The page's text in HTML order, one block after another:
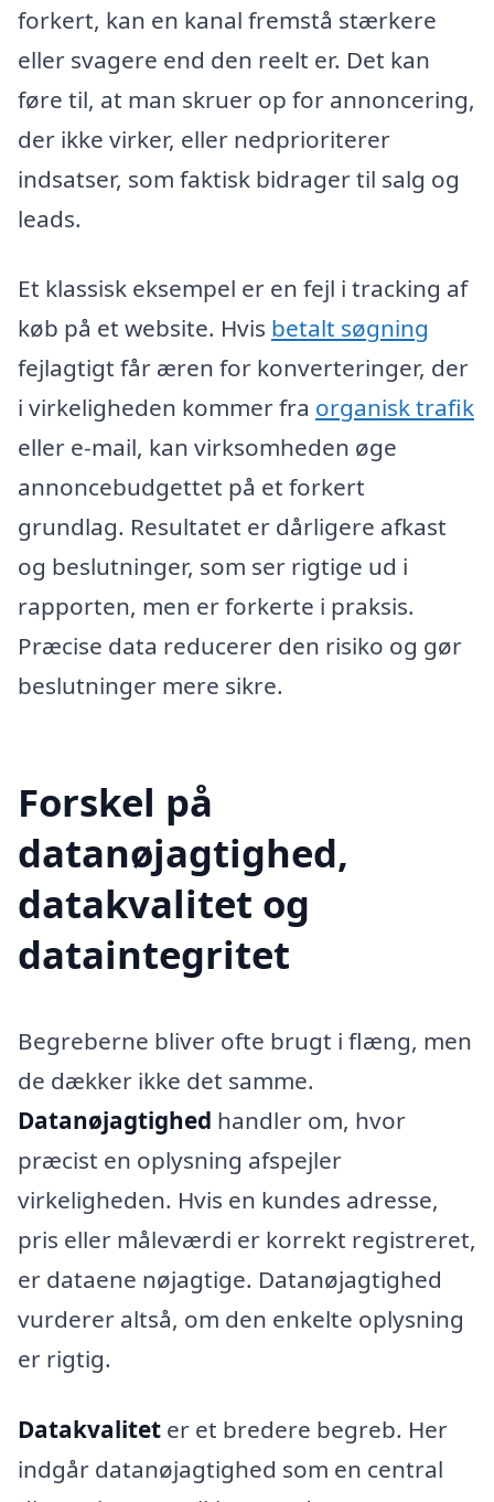
forkert, kan en kanal fremstå stærkere
eller svagere end den reelt er. Det kan
føre til, at man skruer op for annoncering,
der ikke virker, eller nedprioriterer
indsatser, som faktisk bidrager til salg og
leads.
Et klassisk eksempel er en fejl i tracking af
køb på et website. Hvis betalt søgning
fejlagtigt får æren for konverteringer, der
i virkeligheden kommer fra organisk trafik
eller e-mail, kan virksomheden øge
annoncebudgettet på et forkert
grundlag. Resultatet er dårligere afkast
og beslutninger, som ser rigtige ud i
rapporten, men er forkerte i praksis.
Præcise data reducerer den risiko og gør
beslutninger mere sikre.
Forskel på
datanøjagtighed,
datakvalitet og
dataintegritet
Begreberne bliver ofte brugt i flæng, men
de dækker ikke det samme.
Datanøjagtighed handler om, hvor
præcist en oplysning afspejler
virkeligheden. Hvis en kundes adresse,
pris eller måleværdi er korrekt registreret,
er dataene nøjagtige. Datanøjagtighed
vurderer altså, om den enkelte oplysning
er rigtig.
Datakvalitet er et bredere begreb. Her
indgår datanøjagtighed som en central